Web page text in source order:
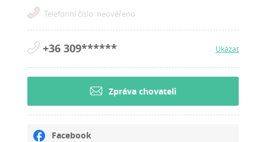
Telefonní číslo: neověřeno
+36 309****** Ukázat
Zpráva chovateli
Facebook